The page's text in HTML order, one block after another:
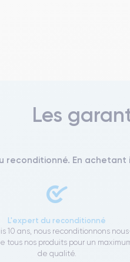
Les
En
L'expert du reconditionné
10 ans, nous reconditionnons
tous nos produits pour un
de qualité.